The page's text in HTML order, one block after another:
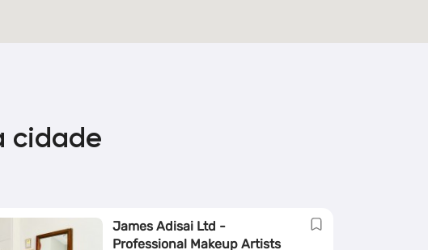
cidade
James Adisai Ltd -
Professional Makeup Artists